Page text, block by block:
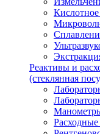
Реактивы и
(стеклянная
Расходные